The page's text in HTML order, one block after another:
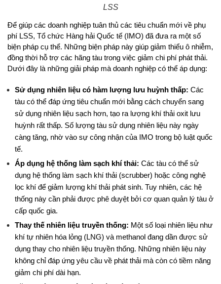
LSS
Để giúp các doanh nghiệp tuân thủ các tiêu chuẩn mới về phụ
phí LSS, Tổ chức Hàng hải Quốc tế (IMO) đã đưa ra một số
biện pháp cụ thể. Những biện pháp này giúp giảm thiểu ô nhiễm,
đồng thời hỗ trợ các hãng tàu trong việc giảm chi phí phát thải.
Dưới đây là những giải pháp mà doanh nghiệp có thể áp dụng:
Sử dụng nhiên liệu có hàm lượng lưu huỳnh thấp: Các
tàu có thể đáp ứng tiêu chuẩn mới bằng cách chuyển sang
sử dụng nhiên liệu sạch hơn, tạo ra lượng khí thải oxit lưu
huỳnh rất thấp. Số lượng tàu sử dụng nhiên liệu này ngày
càng tăng, nhờ vào sự công nhận của IMO trong bộ luật quốc
tế.
Áp dụng hệ thống làm sạch khí thải: Các tàu có thể sử
dụng hệ thống làm sạch khí thải (scrubber) hoặc công nghệ
lọc khí để giảm lượng khí thải phát sinh. Tuy nhiên, các hệ
thống này cần phải được phê duyệt bởi cơ quan quản lý tàu ở
cấp quốc gia.
Thay thế nhiên liệu truyền thống: Một số loại nhiên liệu như
khí tự nhiên hóa lỏng (LNG) và methanol đang dần được sử
dụng thay cho nhiên liệu truyền thống. Những nhiên liệu này
không chỉ đáp ứng yêu cầu về phát thải mà còn có tiềm năng
giảm chi phí dài hạn.